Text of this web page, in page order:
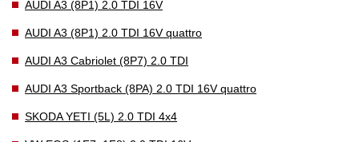
AUDI A3 (8P1) 2.0 TDI 16V
AUDI A3 (8P1) 2.0 TDI 16V quattro
AUDI A3 Cabriolet (8P7) 2.0 TDI
AUDI A3 Sportback (8PA) 2.0 TDI 16V quattro
SKODA YETI (5L) 2.0 TDI 4x4